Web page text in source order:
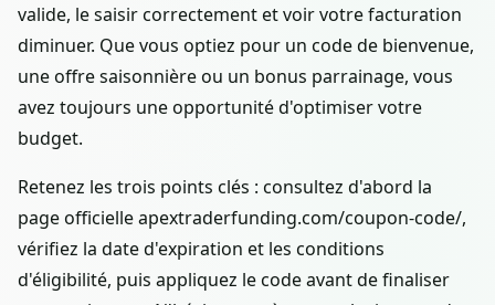
valide, le saisir correctement et voir votre facturation
diminuer. Que vous optiez pour un code de bienvenue,
une offre saisonnière ou un bonus parrainage, vous
avez toujours une opportunité d'optimiser votre
budget.
Retenez les trois points clés : consultez d'abord la
page officielle apextraderfunding.com/coupon-code/,
vérifiez la date d'expiration et les conditions
d'éligibilité, puis appliquez le code avant de finaliser